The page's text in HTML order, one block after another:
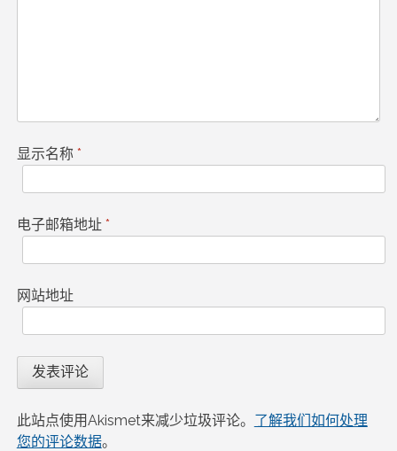
显示名称 *
电子邮箱地址 *
网站地址
此站点使用Akismet来减少垃圾评论。 了解我们如何处理
您的评论数据。